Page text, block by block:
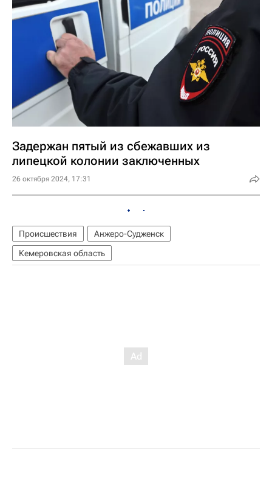
Задержан пятый из сбежавших из
липецкой колонии заключенных
26 октября 2024, 17:31
Происшествия
Анжеро-Судженск
Кемеровская область